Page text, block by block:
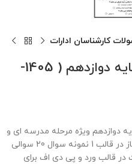
کارشناسان ادارات
نمونه سوال نهج البلاغه پایه دوازدهم ( 1405-
دوازدهم ویژه مرحله مدرسه ای و
شهرستانی مسابقات قرآن ، عترت و نماز در قالب 1 نمونه سوال 20 سوالی
در قالب ورد و پی دی اف برای